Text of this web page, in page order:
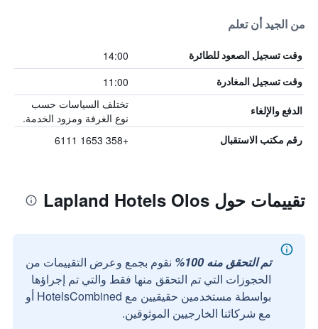
من الجيد أن تعلم
وقت تسجيل الصعود للطائرة 14:00
وقت تسجيل المغادرة 11:00
الدفع والإلغاء
تختلف السياسات حسب
نوع الغرفة ومزود الخدمة.
رقم مكتب الاستقبال +358 1653 6111
تقييمات حول Lapland Hotels Olos
تم التحقق منه 100%
نقوم بجمع وعرض التقييمات من
الحجوزات التي تم التحقق منها فقط والتي تم إجراؤها
بواسطة مستخدمين حقيقيين مع HotelsCombined أو
مع شركائنا الخارجيين الموثوقين.